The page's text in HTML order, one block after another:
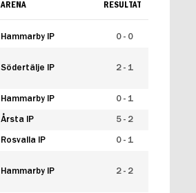
ARENA RESULTAT
Hammarby IP 0 - 0
Södertälje IP 2 - 1
Hammarby IP 0 - 1
Årsta IP 5 - 2
Rosvalla IP 0 - 1
Hammarby IP 2 - 2